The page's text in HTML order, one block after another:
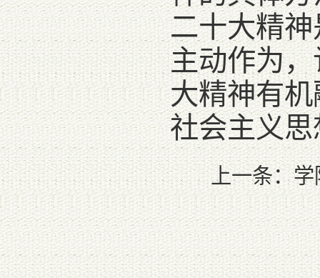
二十大精
主动作为
大精神有
社会主义
上一条：学